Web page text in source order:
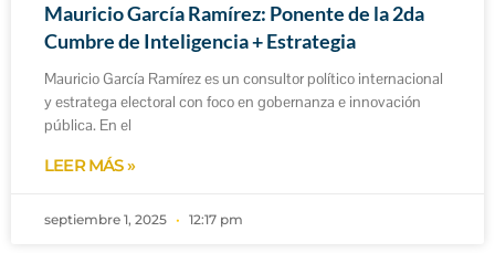
Mauricio García Ramírez: Ponente de la 2da
Cumbre de Inteligencia + Estrategia
Mauricio García Ramírez es un consultor político internacional
y estratega electoral con foco en gobernanza e innovación
pública. En el
LEER MÁS »
septiembre 1, 2025 12:17 pm